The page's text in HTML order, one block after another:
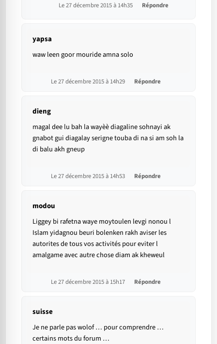
Le 27 décembre 2015 à 14h35 Répondre
yapsa
waw leen goor mouride amna solo
Le 27 décembre 2015 à 14h29 Répondre
dieng
magal dee lu bah la wayèè diagaline sohnayi ak
gnabot gui diagalay serigne touba di na si am soh la
di balu akh gneup
Le 27 décembre 2015 à 14h53 Répondre
modou
Liggey bi rafetna waye moytoulen levgi nonou l
Islam yidagnou beuri bolenken rakh aviser les
autorites de tous vos activités pour eviter l
amalgame avec autre chose diam ak kheweul
Le 27 décembre 2015 à 15h17 Répondre
suisse
Je ne parle pas wolof … pour comprendre …
certains mots du forum …